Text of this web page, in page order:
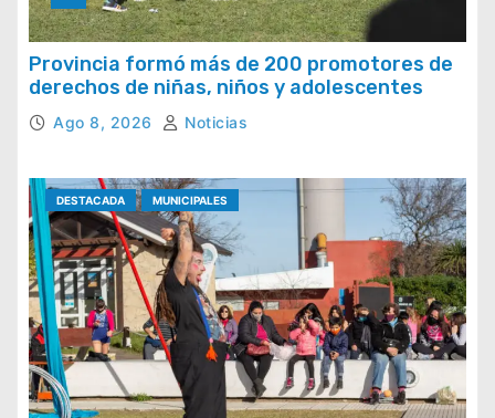
Provincia formó más de 200 promotores de
derechos de niñas, niños y adolescentes
Ago 8, 2026 Noticias
DESTACADA MUNICIPALES